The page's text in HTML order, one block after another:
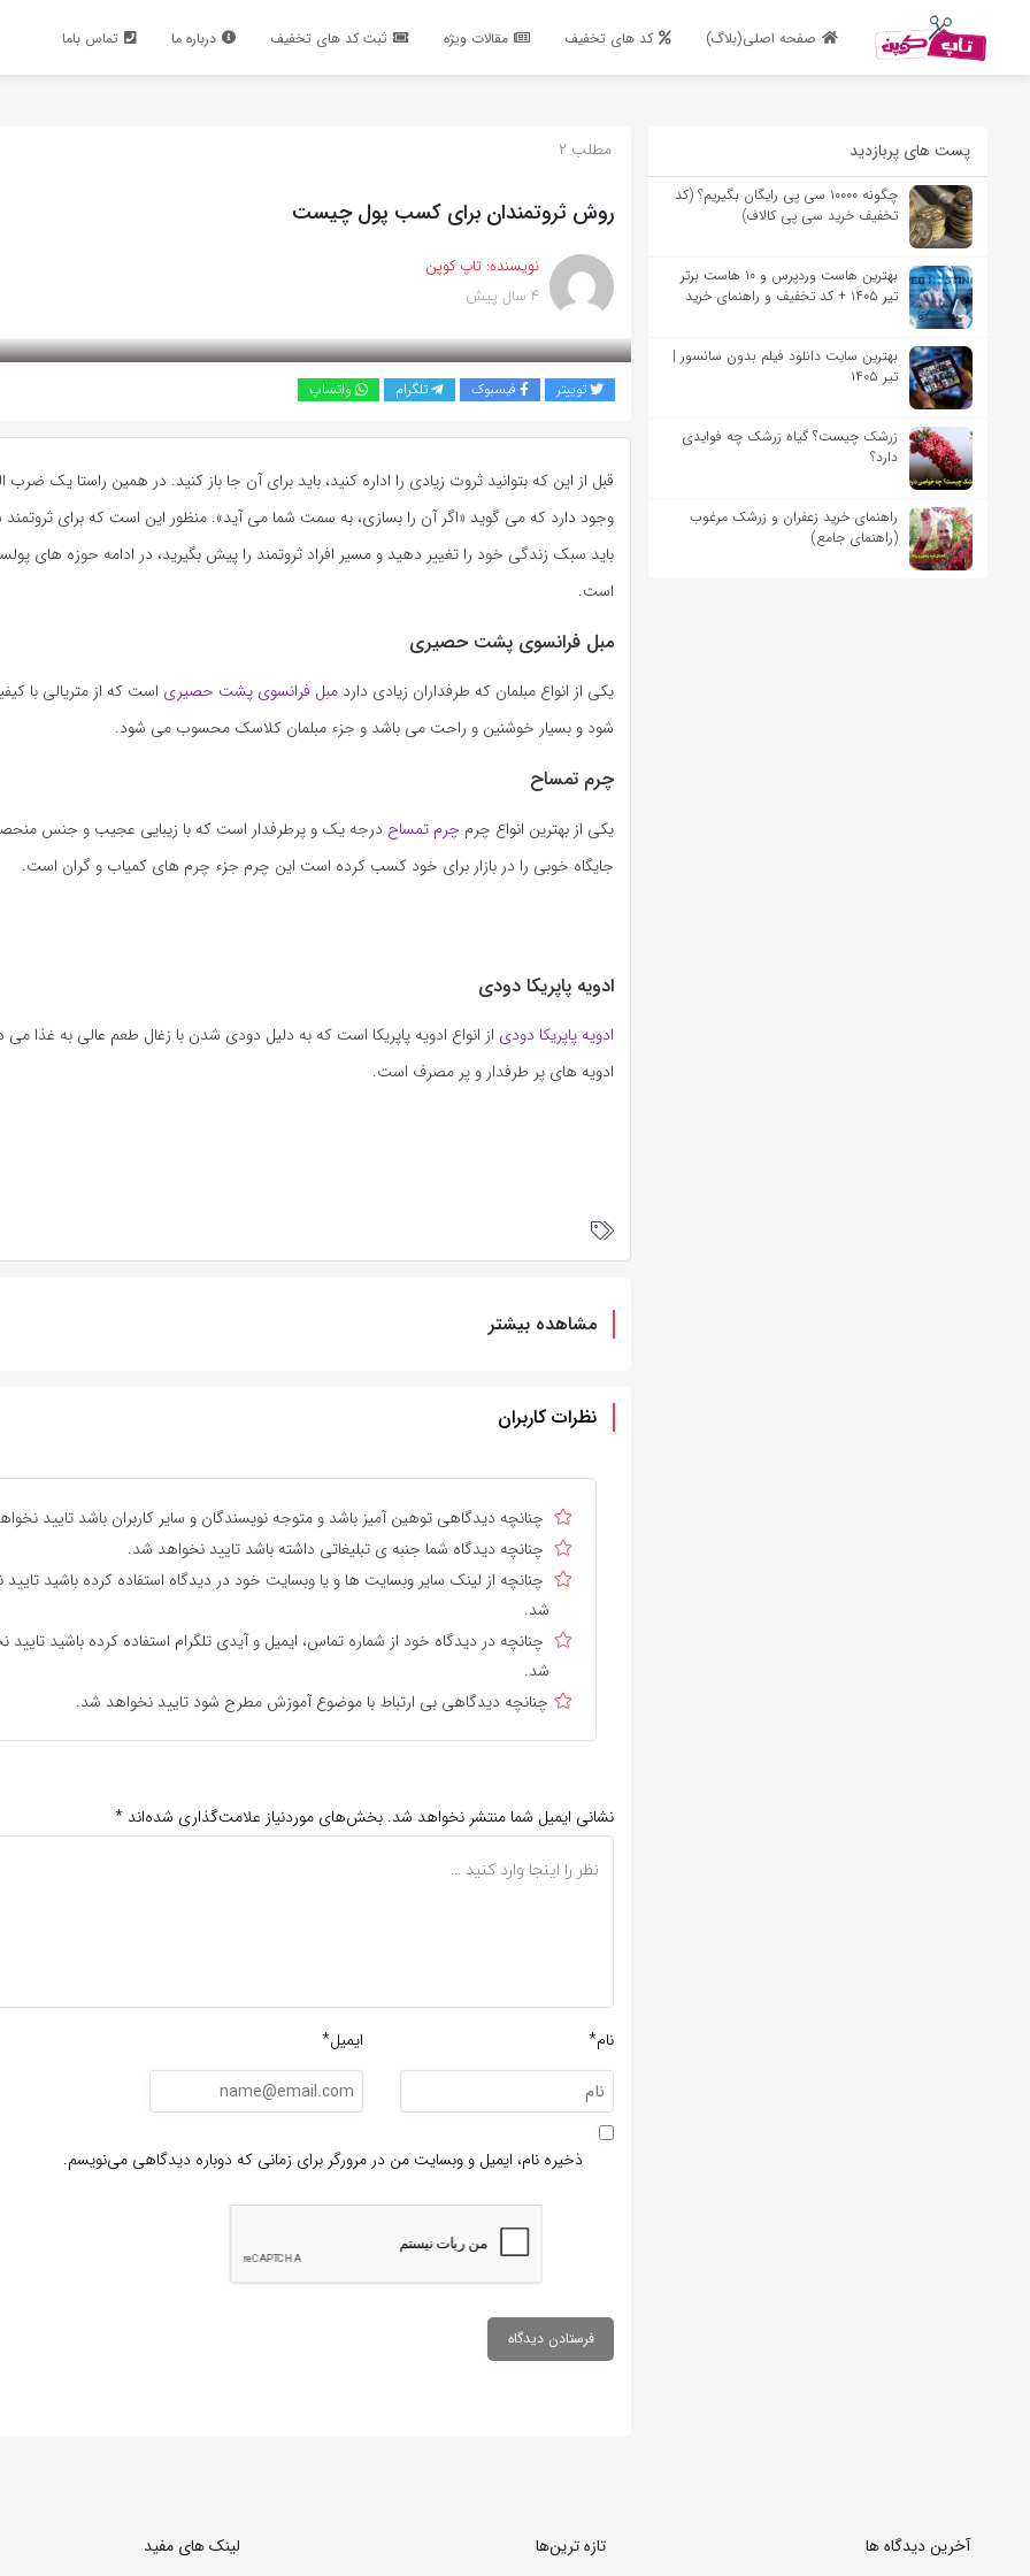
صفحه اصلی(بلاگ) کد های تخفیف مقالات ویژه ثبت کد های تخفیف درباره ما تماس باما اشتراک گذاری
کپی لینک
پست های پربازدید
چگونه ۱۰۰۰۰ سی پی رایگان بگیریم؟ (کد
تخفیف خرید سی پی کالاف)
بهترین هاست وردپرس و ۱۰ هاست برتر
تیر ۱۴۰۵ + کد تخفیف و راهنمای خرید
بهترین سایت دانلود فیلم بدون سانسور |
تیر ۱۴۰۵
زرشک چیست؟ گیاه زرشک چه فوایدی
دارد؟
راهنمای خرید زعفران و زرشک مرغوب
(راهنمای جامع)
مطلب ۲
روش ثروتمندان برای کسب پول چیست
نویسنده: تاپ کوپن
۴ سال پیش
توییتر فیسبوک تلگرام واتساپ
قبل از این که بتوانید ثروت زیادی را اداره کنید، باید برای آن جا باز کنید. در همین راستا یک ضرب
وجود دارد که می گوید «اگر آن را بسازی، به سمت شما می آید». منظور این است که برای ثروتمند
باید سبک زندگی خود را تغییر دهید و مسیر افراد ثروتمند را پیش بگیرید، در ادامه حوزه های
است.
مبل فرانسوی پشت حصیری
یکی از انواع مبلمان که طرفداران زیادی دارد مبل فرانسوی پشت حصیری است که از متریالی با
شود و بسیار خوشنین و راحت می باشد و جزء مبلمان کلاسک محسوب می شود.
چرم تمساح
یکی از بهترین انواع چرم چرم تمساح درجه یک و پرطرفدار است که با زیبایی عجیب و جنس
جایگاه خوبی را در بازار برای خود کسب کرده است این چرم جزء چرم های کمیاب و گران است.
ادویه پاپریکا دودی
ادویه پاپریکا دودی از انواع ادویه پاپریکا است که به دلیل دودی شدن با زغال طعم عالی به غذا
ادویه های پر طرفدار و پر مصرف است.
مشاهده بیشتر
نظرات کاربران
چنانچه دیدگاهی توهین آمیز باشد و متوجه نویسندگان و سایر کاربران باشد تایید
چنانچه دیدگاه شما جنبه ی تبلیغاتی داشته باشد تایید نخواهد شد.
چنانچه از لینک سایر وبسایت ها و یا وبسایت خود در دیدگاه استفاده کرده باشید تایید
شد.
چنانچه در دیدگاه خود از شماره تماس، ایمیل و آیدی تلگرام استفاده کرده باشید تایید
شد.
چنانچه دیدگاهی بی ارتباط با موضوع آموزش مطرح شود تایید نخواهد شد.
نشانی ایمیل شما منتشر نخواهد شد. بخش‌های موردنیاز علامت‌گذاری شده‌اند *
نام* ایمیل*
ذخیره نام، ایمیل و وبسایت من در مرورگر برای زمانی که دوباره دیدگاهی می‌نویسم.
آخرین دیدگاه ها
تازه ترین‌ها
لینک های مفید